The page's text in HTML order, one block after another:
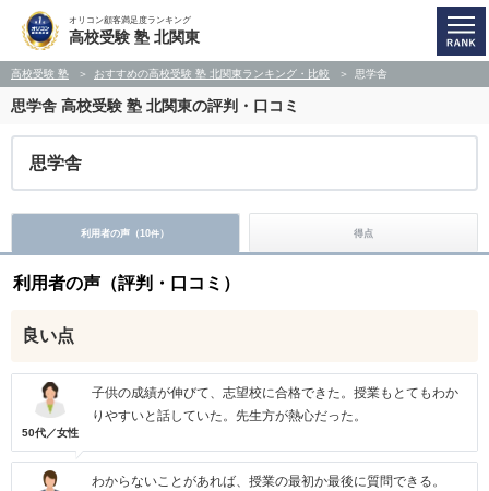
オリコン顧客満足度ランキング
高校受験 塾 北関東
高校受験 塾 おすすめの高校受験 塾 北関東ランキング・比較 思学舎
思学舎 高校受験 塾 北関東の評判・口コミ
思学舎
利用者の声（10件） 得点
利用者の声（評判・口コミ）
良い点
50代／女性
子供の成績が伸びて、志望校に合格できた。授業もとてもわか
りやすいと話していた。先生方が熱心だった。
わからないことがあれば、授業の最初か最後に質問できる。